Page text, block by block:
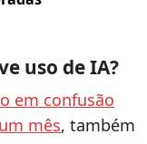
uso de IA?
em confusão
mês, também